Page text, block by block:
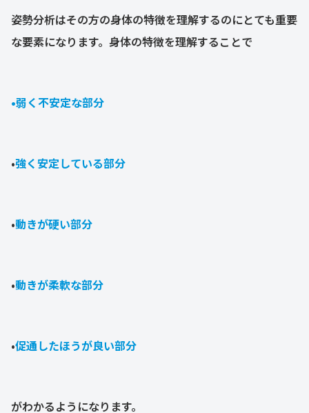
姿勢分析はその方の身体の特徴を理解するのにとても重要
な要素になります。身体の特徴を理解することで
•弱く不安定な部分
•強く安定している部分
•動きが硬い部分
•動きが柔軟な部分
•促通したほうが良い部分
がわかるようになります。